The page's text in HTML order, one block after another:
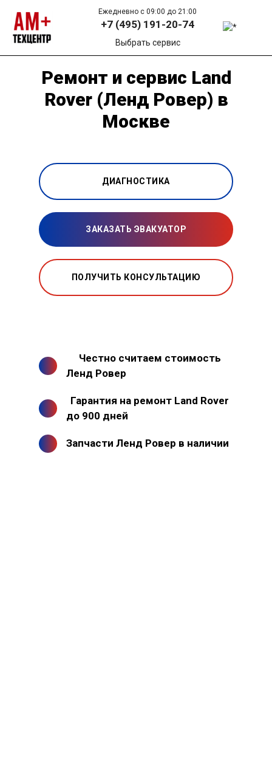
Ежедневно с 09:00 до 21:00
+7 (495) 191-20-74
Выбрать сервис
Ремонт и сервис Land
Rover (Ленд Ровер) в
Москве
ДИАГНОСТИКА
ЗАКАЗАТЬ ЭВАКУАТОР
ПОЛУЧИТЬ КОНСУЛЬТАЦИЮ
Честно считаем стоимость
Ленд Ровер
Гарантия на ремонт Land Rover
до 900 дней
Запчасти Ленд Ровер в наличии